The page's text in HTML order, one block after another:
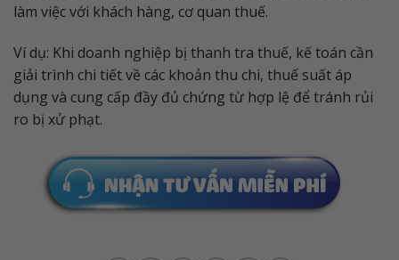
làm việc với khách hàng, cơ quan thuế.
Ví dụ: Khi doanh nghiệp bị thanh tra thuế, kế toán cần
giải trình chi tiết về các khoản thu chi, thuế suất áp
dụng và cung cấp đầy đủ chứng từ hợp lệ để tránh rủi
ro bị xử phạt.